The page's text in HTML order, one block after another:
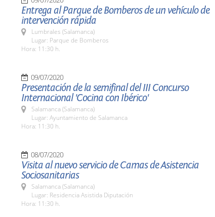
Entrega al Parque de Bomberos de un vehículo de
intervención rápida
Lumbrales (Salamanca)
Lugar: Parque de Bomberos
Hora: 11:30 h.
09/07/2020
Presentación de la semifinal del III Concurso
Internacional 'Cocina con Ibérico'
Salamanca (Salamanca)
Lugar: Ayuntamiento de Salamanca
Hora: 11:30 h.
08/07/2020
Visita al nuevo servicio de Camas de Asistencia
Sociosanitarias
Salamanca (Salamanca)
Lugar: Residencia Asistida Diputación
Hora: 11:30 h.